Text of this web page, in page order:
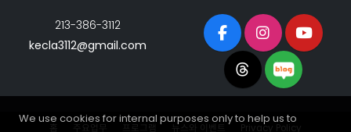
We use cookies for internal purposes only to help us to
213-386-3112
kecla3112@gmail.com
홈 주요업무 프로그램 뉴스와 이벤트 Privacy Policy